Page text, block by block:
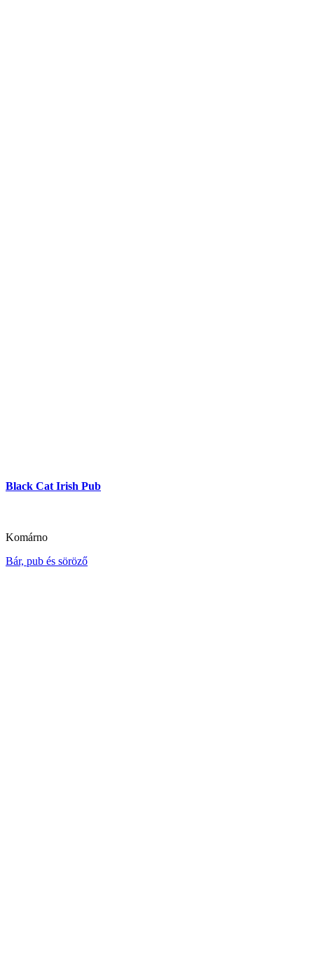
Black Cat Irish Pub
Komárno
Bár, pub és söröző